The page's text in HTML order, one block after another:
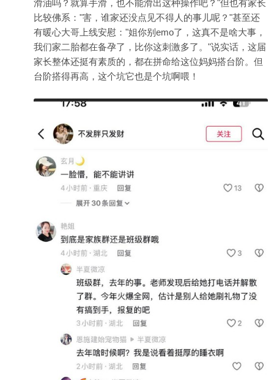
滑油吗？就算手滑，也不能滑出这种操作吧？"但也有家长
比较佛系："害，谁家还没点见不得人的事儿呢？"甚至还
有暖心大哥上线安慰："姐你别emo了，这真不是啥大事，
我们家二胎都在备孕了，比你这刺激多了。"说实话，这届
家长整体还挺有素质的，都在拼命给这位妈妈搭台阶。但
台阶搭得再高，这个坑它也是个坑啊喂！